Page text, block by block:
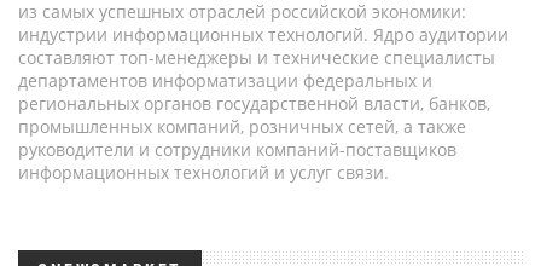
из самых успешных отраслей российской экономики:
индустрии информационных технологий. Ядро аудитории
составляют топ-менеджеры и технические специалисты
департаментов информатизации федеральных и
региональных органов государственной власти, банков,
промышленных компаний, розничных сетей, а также
руководители и сотрудники компаний-поставщиков
информационных технологий и услуг связи.